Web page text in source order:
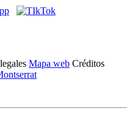
Mapa web Créditos